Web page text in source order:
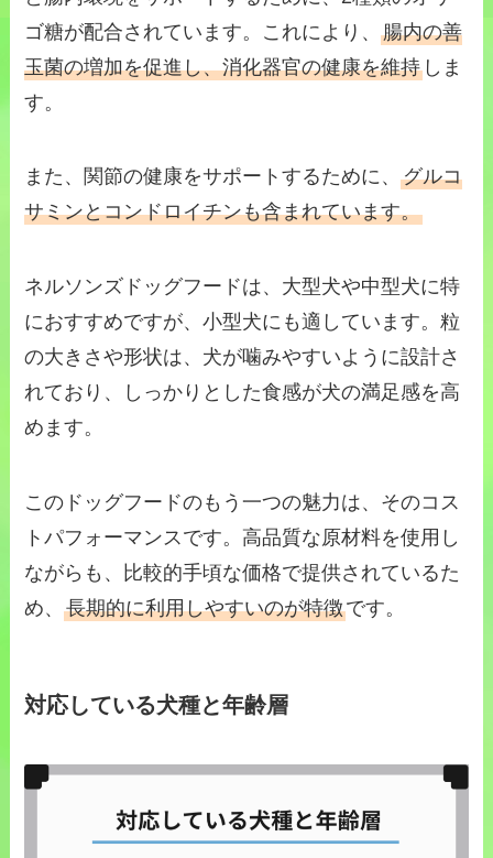
ゴ糖が配合されています。これにより、腸内の善
玉菌の増加を促進し、消化器官の健康を維持 しま
す。
また、関節の健康をサポートするために、グルコ
サミンとコンドロイチンも含まれています。
ネルソンズドッグフードは、大型犬や中型犬に特
におすすめですが、小型犬にも適しています。粒
の大きさや形状は、犬が噛みやすいように設計さ
れており、しっかりとした食感が犬の満足感を高
めます。
このドッグフードのもう一つの魅力は、そのコス
トパフォーマンスです。高品質な原材料を使用し
ながらも、比較的手頃な価格で提供されているた
め、長期的に利用しやすいのが特徴です。
対応している犬種と年齢層